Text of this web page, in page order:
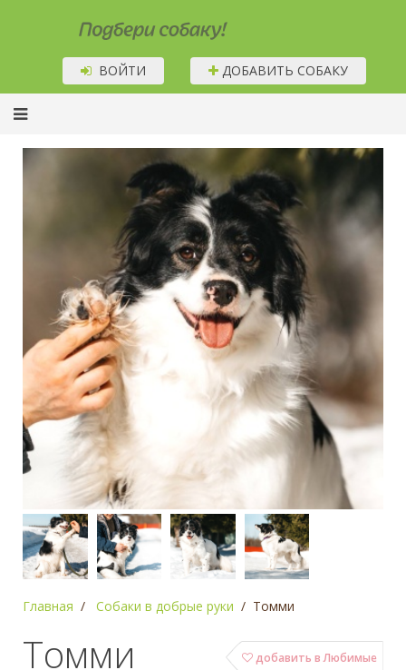
Подбери собаку!
ВОЙТИ ДОБАВИТЬ СОБАКУ
Главная Собаки в добрые руки Томми
добавить в Любимые
Томми